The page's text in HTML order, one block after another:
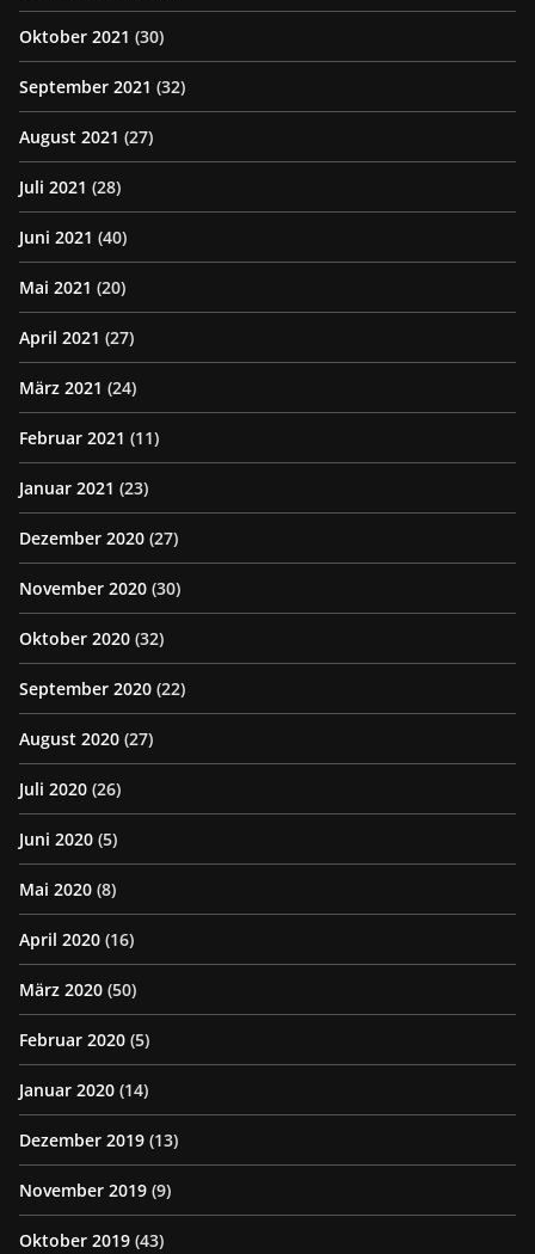
Oktober 2021 (30)
September 2021 (32)
August 2021 (27)
Juli 2021 (28)
Juni 2021 (40)
Mai 2021 (20)
April 2021 (27)
März 2021 (24)
Februar 2021 (11)
Januar 2021 (23)
Dezember 2020 (27)
November 2020 (30)
Oktober 2020 (32)
September 2020 (22)
August 2020 (27)
Juli 2020 (26)
Juni 2020 (5)
Mai 2020 (8)
April 2020 (16)
März 2020 (50)
Februar 2020 (5)
Januar 2020 (14)
Dezember 2019 (13)
November 2019 (9)
Oktober 2019 (43)